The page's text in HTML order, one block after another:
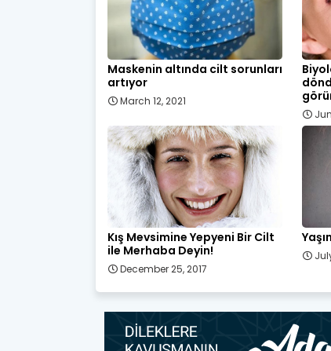
Maskenin altında cilt sorunları
artıyor
March 12, 2021
Kış Mevsimine Yepyeni Bir Cilt
ile Merhaba Deyin!
December 25, 2017